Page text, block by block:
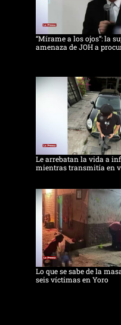
“Mírame a los ojos”: la
amenaza de JOH a
Le arrebatan la vida a
mientras transmitía en
Lo que se sabe de la
seis víctimas en Yoro